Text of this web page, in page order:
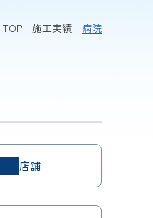
TOP 施工実績 病院
店舗